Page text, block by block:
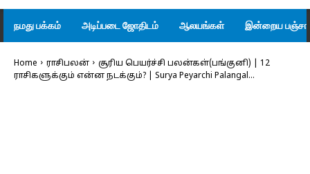
நமது பக்கம் அடிப்படை ஜோதிடம் ஆலயங்கள் இன்றைய
Home ராசிபலன்
சூரிய பெயர்ச்சி பலன்கள்(பங்குனி) | 12
ராசிகளுக்கும் என்ன நடக்கும்? | Surya Peyarchi Palangal...